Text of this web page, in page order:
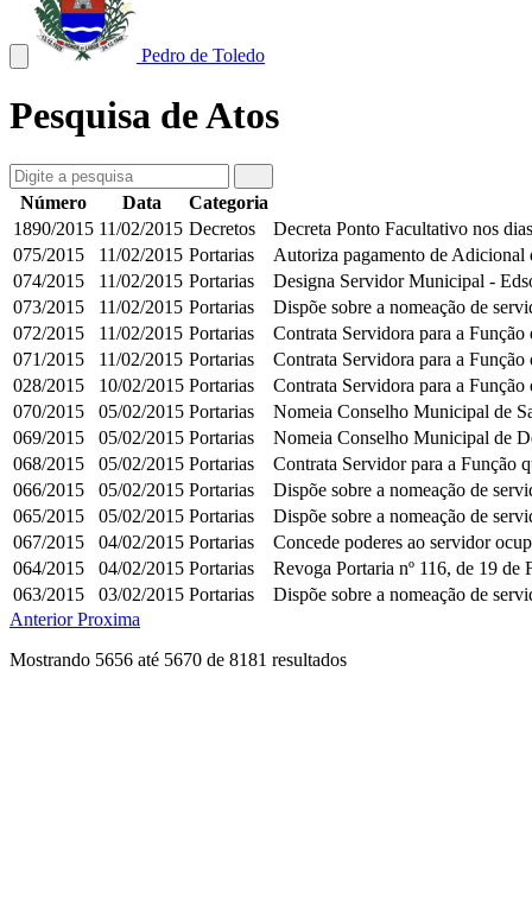
Pedro de Toledo
Pesquisa de Atos
Número Data Categoria
1890/2015 11/02/2015 Decretos Decreta Ponto Facultativo nos
075/2015
11/02/2015 Portarias Autoriza pagamento de
074/2015
11/02/2015 Portarias Designa Servidor Municipal -
073/2015
11/02/2015 Portarias Dispõe sobre a nomeação de
072/2015
11/02/2015 Portarias Contrata Servidora para a
071/2015
11/02/2015 Portarias Contrata Servidora para a
028/2015
10/02/2015 Portarias Contrata Servidora para a
070/2015
05/02/2015 Portarias Nomeia Conselho Municipal de
069/2015
05/02/2015 Portarias Nomeia Conselho Municipal de
068/2015
05/02/2015 Portarias Contrata Servidor para a Função
066/2015
05/02/2015 Portarias Dispõe sobre a nomeação de
065/2015
05/02/2015 Portarias Dispõe sobre a nomeação de
067/2015
04/02/2015 Portarias Concede poderes ao servidor
064/2015
04/02/2015 Portarias Revoga Portaria nº 116, de 19
063/2015
03/02/2015 Portarias Dispõe sobre a nomeação de
AnteriorProxima
Mostrando 5656 até 5670 de 8181 resultados